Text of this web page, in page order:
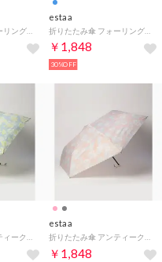
estaa
折りたたみ傘 フォーリングフラワー （サックスブルー）
￥1,848
30%OFF
estaa
￥1,848